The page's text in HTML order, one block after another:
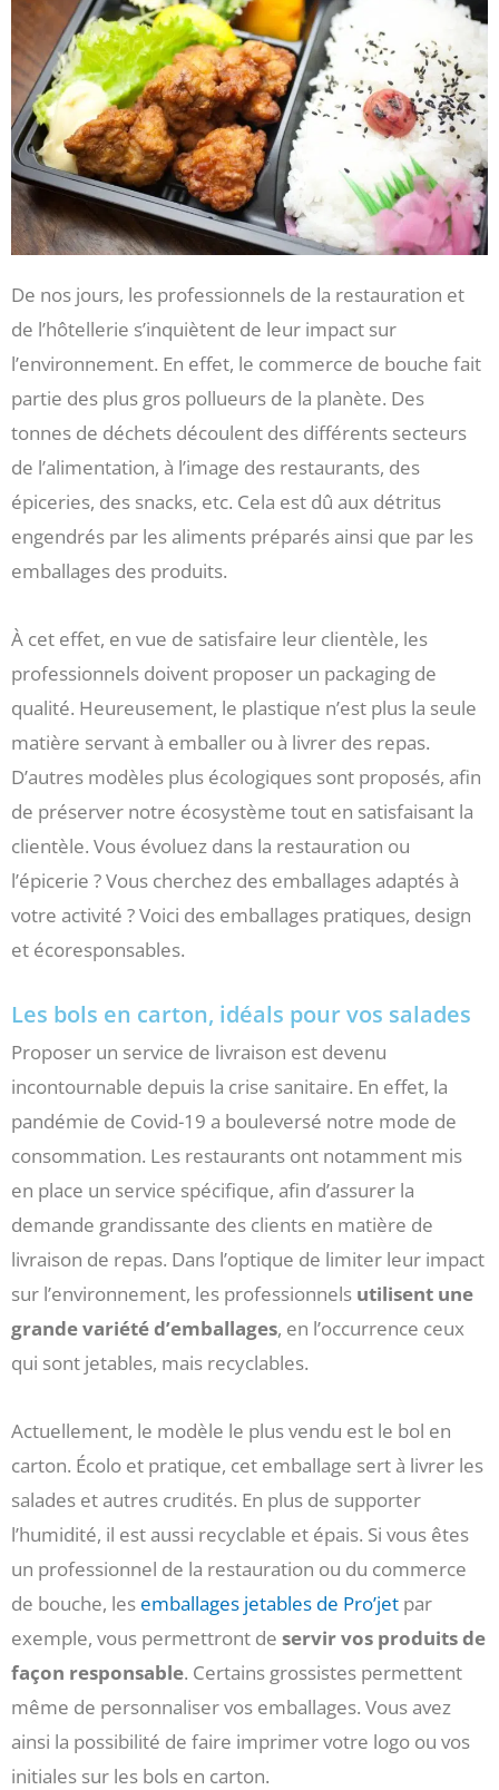
De nos jours, les professionnels de la restauration et
de l’hôtellerie s’inquiètent de leur impact sur
l’environnement. En effet, le commerce de bouche fait
partie des plus gros pollueurs de la planète. Des
tonnes de déchets découlent des différents secteurs
de l’alimentation, à l’image des restaurants, des
épiceries, des snacks, etc. Cela est dû aux détritus
engendrés par les aliments préparés ainsi que par les
emballages des produits.
À cet effet, en vue de satisfaire leur clientèle, les
professionnels doivent proposer un packaging de
qualité. Heureusement, le plastique n’est plus la seule
matière servant à emballer ou à livrer des repas.
D’autres modèles plus écologiques sont proposés, afin
de préserver notre écosystème tout en satisfaisant la
clientèle. Vous évoluez dans la restauration ou
l’épicerie ? Vous cherchez des emballages adaptés à
votre activité ? Voici des emballages pratiques, design
et écoresponsables.
Les bols en carton, idéals pour vos salades
Proposer un service de livraison est devenu
incontournable depuis la crise sanitaire. En effet, la
pandémie de Covid-19 a bouleversé notre mode de
consommation. Les restaurants ont notamment mis
en place un service spécifique, afin d’assurer la
demande grandissante des clients en matière de
livraison de repas. Dans l’optique de limiter leur impact
sur l’environnement, les professionnels utilisent une
grande variété d’emballages, en l’occurrence ceux
qui sont jetables, mais recyclables.
Actuellement, le modèle le plus vendu est le bol en
carton. Écolo et pratique, cet emballage sert à livrer les
salades et autres crudités. En plus de supporter
l’humidité, il est aussi recyclable et épais. Si vous êtes
un professionnel de la restauration ou du commerce
de bouche, les emballages jetables de Pro’jet par
exemple, vous permettront de servir vos produits de
façon responsable. Certains grossistes permettent
même de personnaliser vos emballages. Vous avez
ainsi la possibilité de faire imprimer votre logo ou vos
initiales sur les bols en carton.